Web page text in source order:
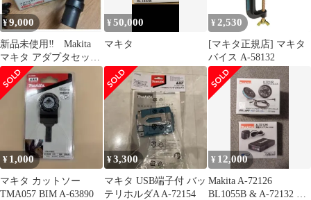
¥9,000
新品未使用‼ Makita
マキタ アダプタセット
品 A-69076 18V×2
¥50,000
マキタ
¥ 2,530
[マキタ正規店] マキタ
バイス A-58132
¥ 1,000
マキタ カットソー
TMA057 BIM A-63890
¥3,300
マキタ USB端子付 バッ
テリホルダA A-72154
¥ 12,000
Makita A-72126
BL1055B & A-72132 セ